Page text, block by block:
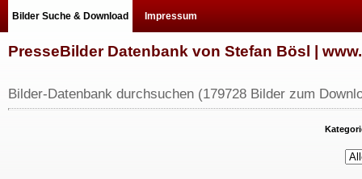
Bilder Suche & Download Impressum
PresseBilder Datenbank von Stefan Bösl |
Bilder-Datenbank durchsuchen (179728 Bilder zum